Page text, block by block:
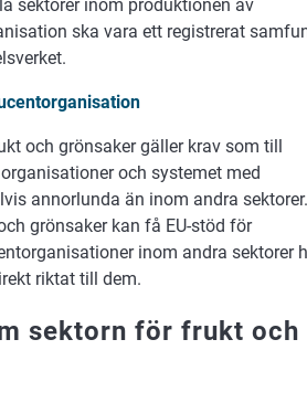
sektorer inom produktionen av
ska vara ett registrerat
och grönsaker gäller krav som till
och systemet med
annorlunda än inom andra sektorer.
grönsaker kan få EU-stöd för
inom andra sektorer
riktat till dem.
sektorn för frukt och